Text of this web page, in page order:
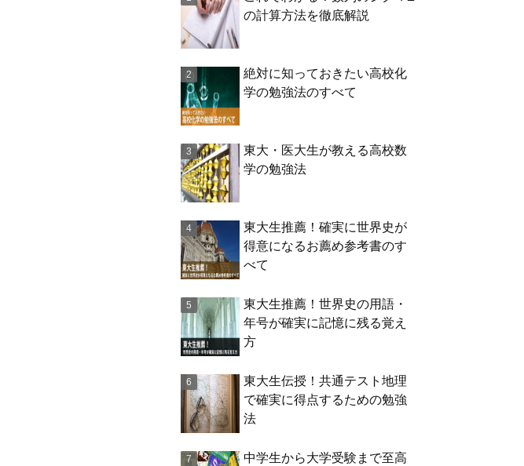
の計算方法を徹底解説
絶対に知っておきたい高校化
学の勉強法のすべて
東大・医大生が教える高校数
学の勉強法
東大生推薦！確実に世界史が
得意になるお薦め参考書のす
べて
東大生推薦！世界史の用語・
年号が確実に記憶に残る覚え
方
東大生伝授！共通テスト地理
で確実に得点するための勉強
法
中学生から大学受験まで至高